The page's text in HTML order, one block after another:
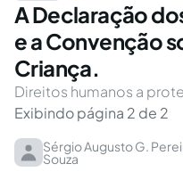
A Declaração
e a Convenção
Criança.
Direitos humanos a
Exibindo página 2 de 2
Sérgio Augusto G.
Souza